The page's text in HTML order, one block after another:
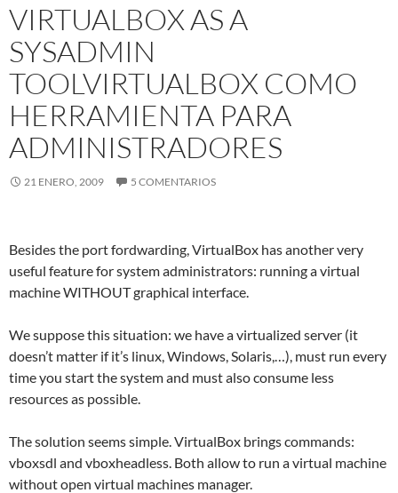
VIRTUALBOX AS A
SYSADMIN
TOOLVIRTUALBOX COMO
HERRAMIENTA PARA
ADMINISTRADORES
21 ENERO, 2009 5 COMENTARIOS
Besides the port fordwarding, VirtualBox has another very
useful feature for system administrators: running a virtual
machine WITHOUT graphical interface.
We suppose this situation: we have a virtualized server (it
doesn’t matter if it’s linux, Windows, Solaris,…), must run every
time you start the system and must also consume less
resources as possible.
The solution seems simple. VirtualBox brings commands:
vboxsdl and vboxheadless. Both allow to run a virtual machine
without open virtual machines manager.